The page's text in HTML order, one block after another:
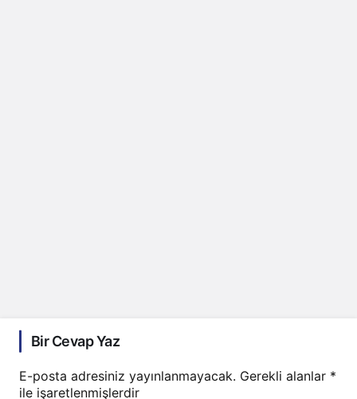
Bir Cevap Yaz
E-posta adresiniz yayınlanmayacak. Gerekli alanlar *
ile işaretlenmişlerdir